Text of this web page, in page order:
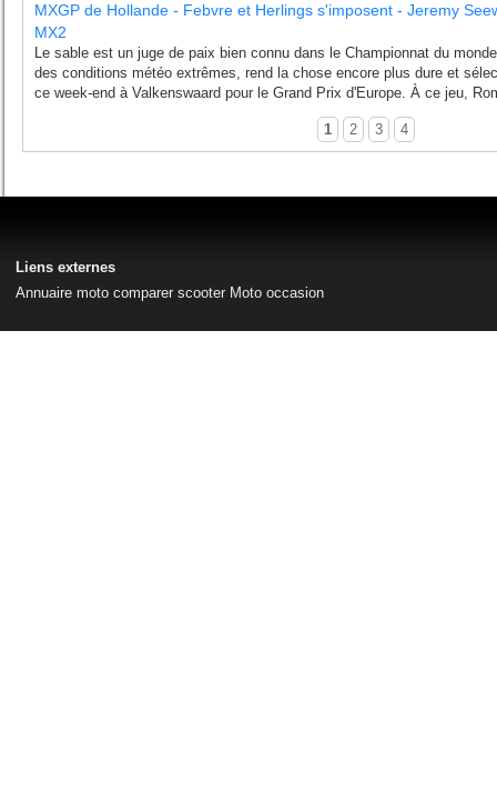
MXGP de Hollande - Febvre et Herlings s'imposent - Jeremy
MX2
Le sable est un juge de paix bien connu dans le Championnat du
des conditions météo extrêmes, rend la chose encore plus dure et
ce week-end à Valkenswaard pour le Grand Prix d'Europe. À ce jeu,
1 2 3 4
Liens externes
Annuaire moto comparer scooter Moto occasion